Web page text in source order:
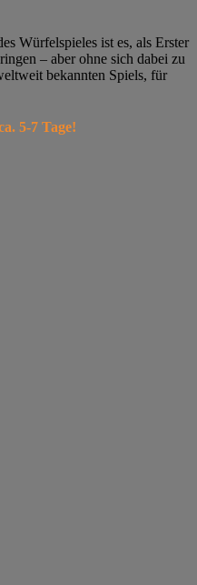
Würfelspieles ist es, als Erster
– aber ohne sich dabei zu
bekannten Spiels, für
5-7 Tage!